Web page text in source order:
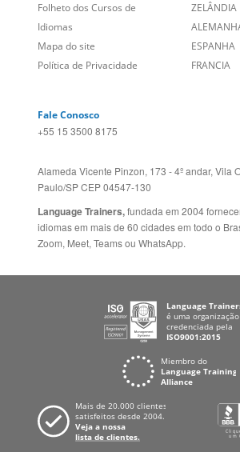
Mapa do site
Política de Privacidade
ESPANHA
FRANCIA
Alameda Vicente Pinzon, 173 - 4º andar, Vila
Language Trainers,fundada em 2004
idiomas em mais de 60 cidades em todo o